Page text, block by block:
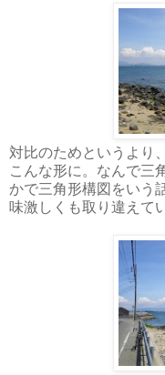
対比のためというより
こんな形に。なんで
かで三角形構図をいう
味激しくも取り違えて